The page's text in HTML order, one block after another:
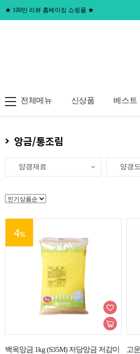
★ 100만 리뷰 홈베이킹 쇼핑몰 ★
전체메뉴 신상품 베스트
앙금/통조림
양갱재료 양갱
4%
백옥앙금 1kg (S35M) 저당앙금 저감미
고